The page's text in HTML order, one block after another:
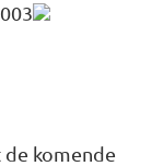
de komende